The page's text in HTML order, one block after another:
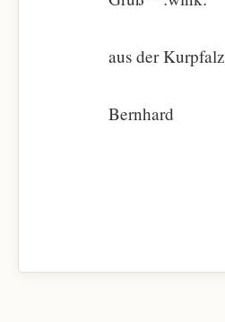
aus der Kurpfalz
Bernhard